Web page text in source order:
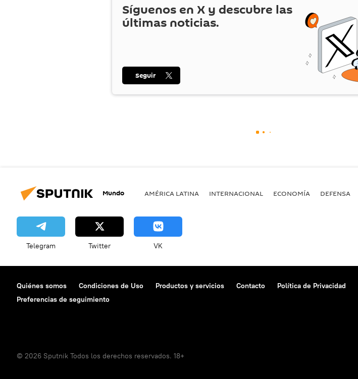
Síguenos en X y descubre las
últimas noticias.
Seguir
Mundo AMÉRICA LATINA INTERNACIONAL ECONOMÍA DEFENSA
Telegram Twitter VK
Quiénes somos Condiciones de Uso Productos y servicios Contacto Política de Privacidad
Preferencias de seguimiento
© 2026 Sputnik Todos los derechos reservados. 18+